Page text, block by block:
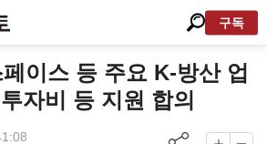
구독
이스 등 주요 K-방산 업
자비 등 지원 합의